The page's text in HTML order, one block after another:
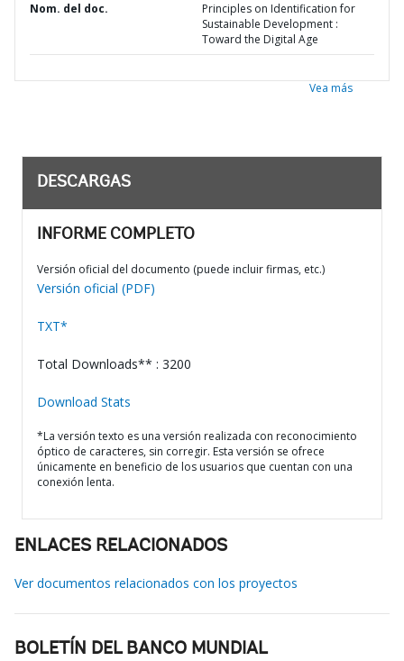
Nom. del doc.
Principles on Identification for
Sustainable Development :
Toward the Digital Age
Vea más
DESCARGAS
INFORME COMPLETO
Versión oficial del documento (puede incluir firmas, etc.)
Versión oficial (PDF)
TXT*
Total Downloads** : 3200
Download Stats
*La versión texto es una versión realizada con reconocimiento
óptico de caracteres, sin corregir. Esta versión se ofrece
únicamente en beneficio de los usuarios que cuentan con una
conexión lenta.
ENLACES RELACIONADOS
Ver documentos relacionados con los proyectos
BOLETÍN DEL BANCO MUNDIAL